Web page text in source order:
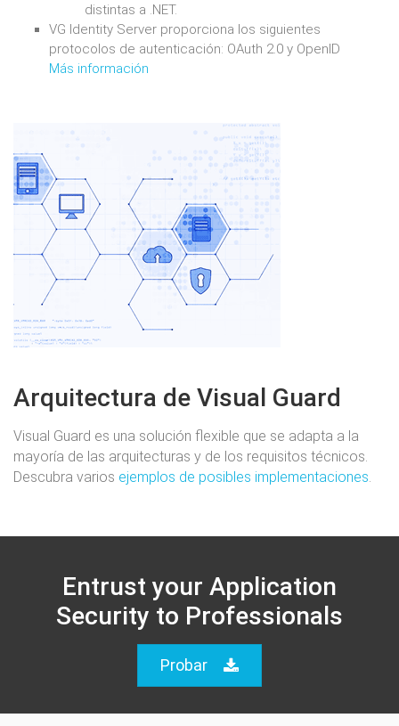
distintas a .NET.
VG Identity Server proporciona los siguientes
protocolos de autenticación: OAuth 2.0 y OpenID
Más información
Arquitectura de Visual Guard
Visual Guard es una solución flexible que se adapta a la
mayoría de las arquitecturas y de los requisitos técnicos.
Descubra varios ejemplos de posibles implementaciones
Entrust your Application
Security to Professionals
Probar